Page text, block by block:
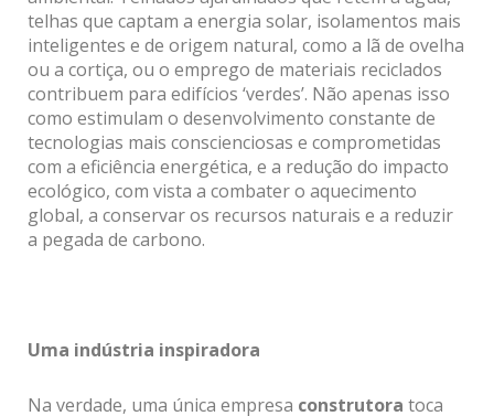
telhas que captam a energia solar, isolamentos mais
inteligentes e de origem natural, como a lã de ovelha
ou a cortiça, ou o emprego de materiais reciclados
contribuem para edifícios ‘verdes’. Não apenas isso
como estimulam o desenvolvimento constante de
tecnologias mais conscienciosas e comprometidas
com a eficiência energética, e a redução do impacto
ecológico, com vista a combater o aquecimento
global, a conservar os recursos naturais e a reduzir
a pegada de carbono.
Uma indústria inspiradora
Na verdade, uma única empresa construtora toca